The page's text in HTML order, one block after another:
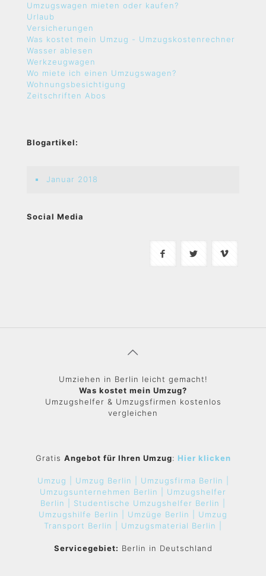
Umzugswagen mieten oder kaufen?
Urlaub
Versicherungen
Was kostet mein Umzug - Umzugskostenrechner
Wasser ablesen
Werkzeugwagen
Wo miete ich einen Umzugswagen?
Wohnungsbesichtigung
Zeitschriften Abos
Blogartikel:
Januar 2018
Social Media
Umziehen in Berlin leicht gemacht!
Was kostet mein Umzug?
Umzugshelfer & Umzugsfirmen kostenlos
vergleichen
Gratis Angebot für Ihren Umzug: Hier klicken
Umzug | Umzug Berlin |
Umzugsfirma Berlin |
Umzugsunternehmen Berlin | Umzugshelfer
Berlin | Studentische Umzugshelfer Berlin |
Umzugshilfe Berlin | Umzüge Berlin | Umzug
Transport Berlin | Umzugsmaterial Berlin |
Servicegebiet: Berlin in Deutschland